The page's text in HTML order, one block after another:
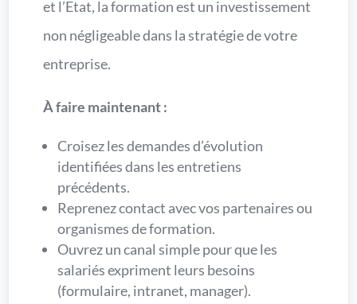
et l’Etat, la formation est un investissement
non négligeable dans la stratégie de votre
entreprise.
À faire maintenant :
Croisez les demandes d’évolution
identifiées dans les entretiens
précédents.
Reprenez contact avec vos partenaires ou
organismes de formation.
Ouvrez un canal simple pour que les
salariés expriment leurs besoins
(formulaire, intranet, manager).